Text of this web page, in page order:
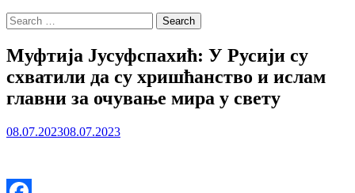
Search
for:
Муфтија Јусуфспахић: У Русији су
схватили да су хришћанство и ислам
главни за очување мира у свету
08.07.202308.07.2023